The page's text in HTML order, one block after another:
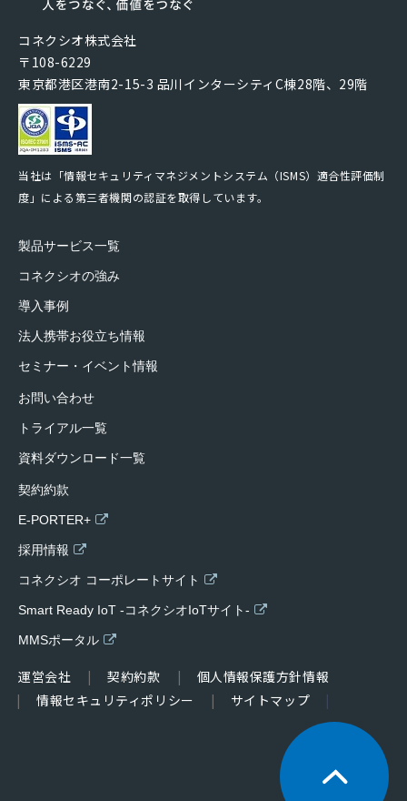
コネクシオ株式会社
〒108-6229
東京都港区港南2-15-3 品川インターシティC棟28階、29階
当社は「情報セキュリティマネジメントシステム（ISMS）適合性評価制
度」による第三者機関の認証を取得しています。
製品サービス一覧
コネクシオの強み
導入事例
法人携帯お役立ち情報
セミナー・イベント情報
お問い合わせ
トライアル一覧
資料ダウンロード一覧
契約約款
E-PORTER+
採用情報
コネクシオ コーポレートサイト
Smart Ready IoT -コネクシオIoTサイト-
MMSポータル
運営会社 契約約款
個人情報保護方針情報
情報セキュリティポリシー
サイトマップ